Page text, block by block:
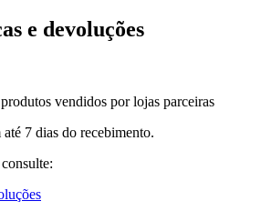
e devoluções
vendidos por lojas parceiras
7 dias do recebimento.